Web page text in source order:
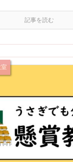
記事を読む